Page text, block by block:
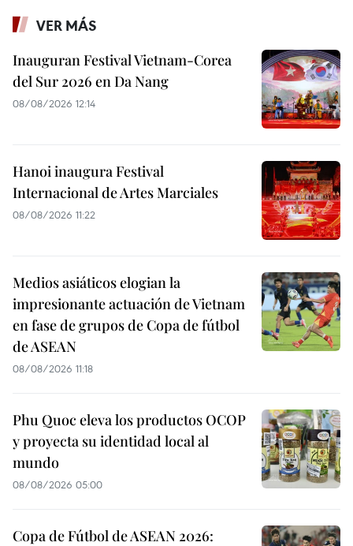
VER MÁS
Inauguran Festival Vietnam-Corea
del Sur 2026 en Da Nang
08/08/2026 12:14
Hanoi inaugura Festival
Internacional de Artes Marciales
08/08/2026 11:22
Medios asiáticos elogian la
impresionante actuación de Vietnam
en fase de grupos de Copa de fútbol
de ASEAN
08/08/2026 11:18
Phu Quoc eleva los productos OCOP
y proyecta su identidad local al
mundo
08/08/2026 05:00
Copa de Fútbol de ASEAN 2026: